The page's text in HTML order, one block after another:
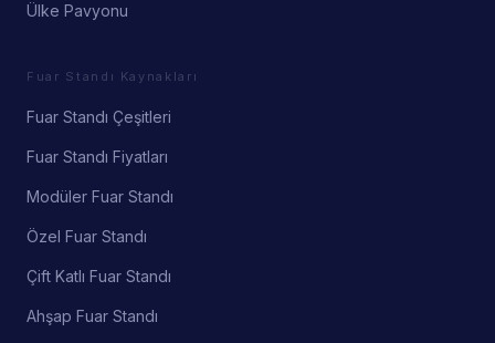
Ülke Pavyonu
Fuar Standı Kaynakları
Fuar Standı Çeşitleri
Fuar Standı Fiyatları
Modüler Fuar Standı
Özel Fuar Standı
Çift Katlı Fuar Standı
Ahşap Fuar Standı